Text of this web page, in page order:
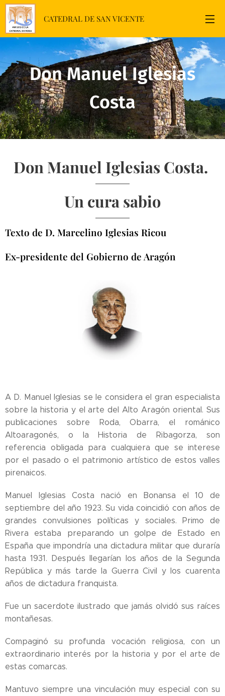
CATEDRAL DE SAN VICENTE
Don Manuel Iglesias
Costa
Don Manuel Iglesias Costa.
Un cura sabio
Texto de D. Marcelino Iglesias Ricou
Ex-presidente del Gobierno de Aragón
A D. Manuel Iglesias se le considera el gran especialista
sobre la historia y el arte del Alto Aragón oriental. Sus
publicaciones sobre Roda, Obarra, el románico
Altoaragonés, o la Historia de Ribagorza, son
referencia obligada para cualquiera que se interese
por el pasado o el patrimonio artístico de estos valles
pirenaicos.
Manuel Iglesias Costa nació en Bonansa el 10 de
septiembre del año 1923. Su vida coincidió con años de
grandes convulsiones políticas y sociales. Primo de
Rivera estaba preparando un golpe de Estado en
España que impondría una dictadura militar que duraría
hasta 1931. Después llegarían los años de la Segunda
República y más tarde la Guerra Civil y los cuarenta
años de dictadura franquista.
Fue un sacerdote ilustrado que jamás olvidó sus raíces
montañesas.
Compaginó su profunda vocación religiosa, con un
extraordinario interés por la historia y por el arte de
estas comarcas.
Mantuvo siempre una vinculación muy especial con su